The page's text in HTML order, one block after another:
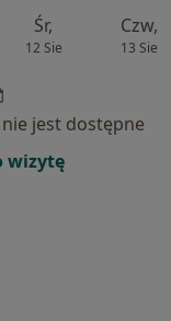
Śr,
12 Sie
Czw,
13 Sie
jest dostępne
wizytę